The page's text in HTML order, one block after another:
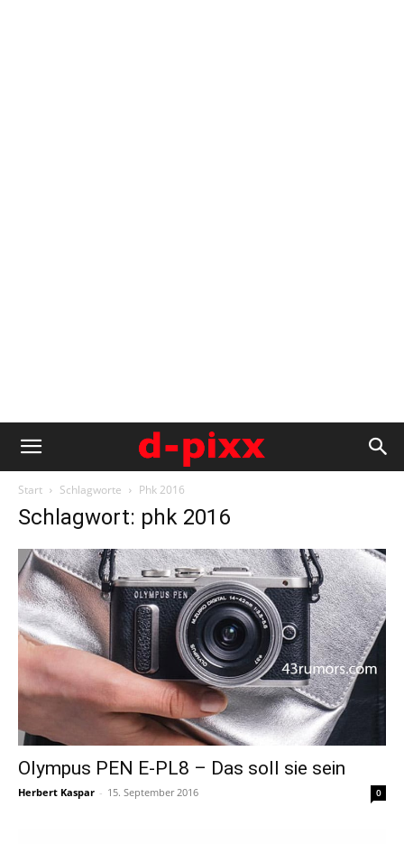
Start Schlagworte Phk 2016
Schlagwort: phk 2016
Olympus PEN E-PL8 – Das soll sie sein
Herbert Kaspar - 15. September 2016 0